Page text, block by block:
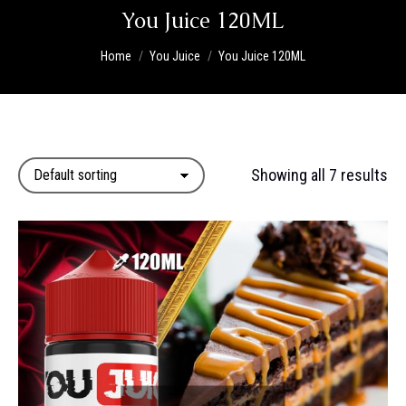
You Juice 120ML
You are here:
Home You Juice You Juice 120ML
Showing all 7 results